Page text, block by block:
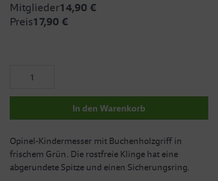
Mitglieder14,90 €
Preis17,90 €
In den Warenkorb
Opinel-Kindermesser mit Buchenholzgriff in
frischem Grün. Die rostfreie Klinge hat eine
abgerundete Spitze und einen Sicherungsring.